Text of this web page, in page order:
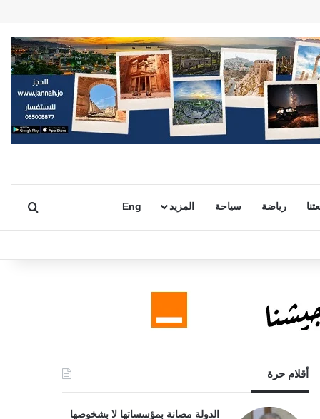
رياضة سياحة المزيد Eng بحث
أقلام حرة
الدولة مصانة بمؤسساتها لا بشخوصها